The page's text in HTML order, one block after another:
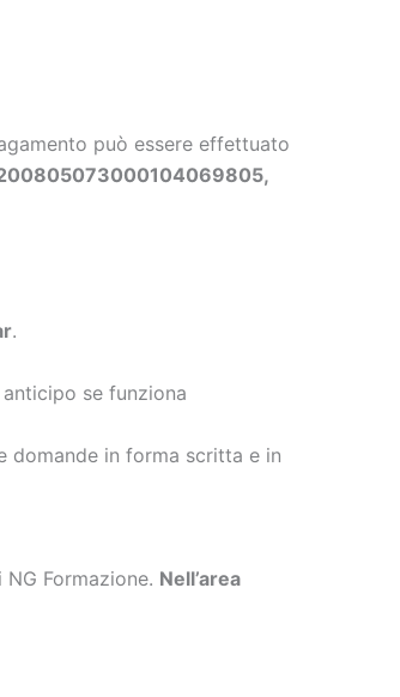
può essere effettuato
.
se funziona
domande in forma scritta e in
Formazione. Nell’area